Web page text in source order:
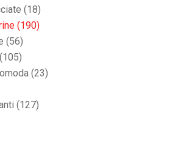
(18)
(190)
(56)
(105)
(23)
(127)